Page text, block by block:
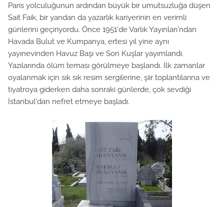
Paris yolculuğunun ardından büyük bir umutsuzluğa düşen
Sait Faik, bir yandan da yazarlık kariyerinin en verimli
günlerini geçiriyordu. Önce 1951'de Varlık Yayınları'ndan
Havada Bulut ve Kumpanya, ertesi yıl yine aynı
yayınevinden Havuz Başı ve Son Kuşlar yayımlandı.
Yazılarında ölüm teması görülmeye başlandı. İlk zamanlar
oyalanmak için sık sık resim sergilerine, şiir toplantılarına ve
tiyatroya giderken daha sonraki günlerde, çok sevdiği
İstanbul'dan nefret etmeye başladı.